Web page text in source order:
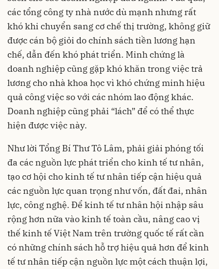
các tổng công ty nhà nước dù mạnh nhưng rất
khó khi chuyển sang cơ chế thị trường, không giữ
được cán bộ giỏi do chính sách tiền lương hạn
chế, dẫn đến khó phát triển. Minh chứng là
doanh nghiệp cũng gặp khó khăn trong việc trả
lương cho nhà khoa học vì khó chứng minh hiệu
quả công việc so với các nhóm lao động khác.
Doanh nghiệp cũng phải “lách” để có thể thực
hiện được việc này.
Như lời Tổng Bí Thư Tô Lâm, phải giải phóng tối
đa các nguồn lực phát triển cho kinh tế tư nhân,
tạo cơ hội cho kinh tế tư nhân tiếp cận hiệu quả
các nguồn lực quan trọng như vốn, đất đai, nhân
lực, công nghệ. Để kinh tế tư nhân hội nhập sâu
rộng hơn nữa vào kinh tế toàn cầu, nâng cao vị
thế kinh tế Việt Nam trên trường quốc tế rất cần
có những chính sách hỗ trợ hiệu quả hơn để kinh
tế tư nhân tiếp cận nguồn lực một cách thuận lợi,